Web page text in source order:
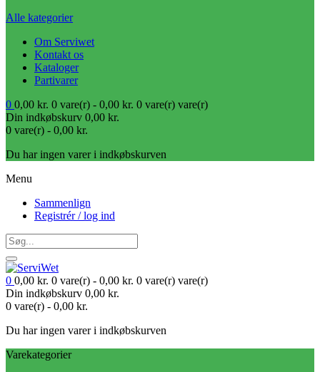
Alle kategorier
Om Serviwet
Kontakt os
Kataloger
Partivarer
0 0,00 kr. 0 vare(r) - 0,00 kr. 0 vare(r) vare(r)
Din indkøbskurv 0,00 kr.
0 vare(r) - 0,00 kr.
Du har ingen varer i indkøbskurven
Menu
Sammenlign
Registrér / log ind
0 0,00 kr. 0 vare(r) - 0,00 kr. 0 vare(r) vare(r)
Din indkøbskurv 0,00 kr.
0 vare(r) - 0,00 kr.
Du har ingen varer i indkøbskurven
Varekategorier